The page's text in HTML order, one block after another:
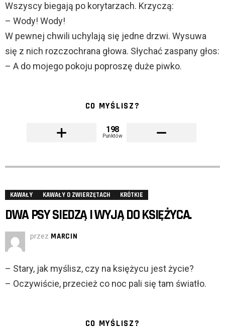
Wszyscy biegają po korytarzach. Krzyczą:
– Wody! Wody!
W pewnej chwili uchylają się jedne drzwi. Wysuwa
się z nich rozczochrana głowa. Słychać zaspany głos:
– A do mojego pokoju poproszę duże piwko.
CO MYŚLISZ?
198
Punktów
KAWAŁY KAWAŁY O ZWIERZĘTACH KRÓTKIE
DWA PSY SIEDZĄ I WYJĄ DO KSIĘŻYCA.
przez MARCIN
– Stary, jak myślisz, czy na księżycu jest życie?
– Oczywiście, przecież co noc pali się tam światło.
CO MYŚLISZ?